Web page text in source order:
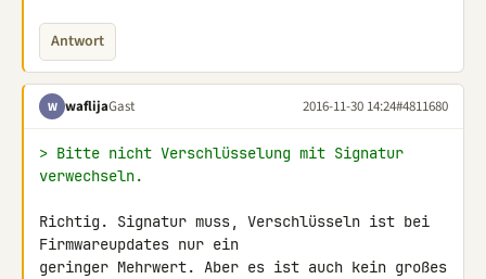
Antwort
W waflijaGast 2016-11-30 14:24#4811680
> Bitte nicht Verschlüsselung mit Signatur
verwechseln.
Richtig. Signatur muss, Verschlüsseln ist bei
Firmwareupdates nur ein
geringer Mehrwert. Aber es ist auch kein großes